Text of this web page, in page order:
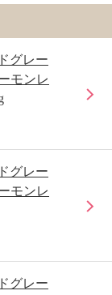
グレー
モンレ
グレー
モンレ
グレー